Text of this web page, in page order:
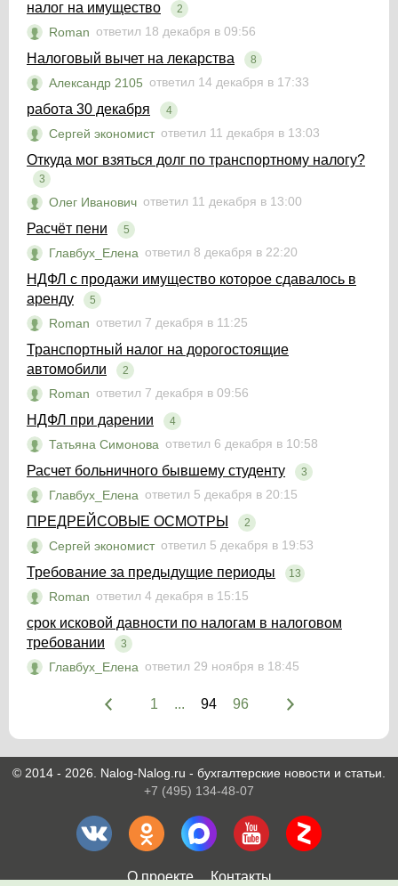
налог на имущество 2
Roman ответил 18 декабря в 09:56
Налоговый вычет на лекарства 8
Александр 2105 ответил 14 декабря в 17:33
работа 30 декабря 4
Сергей экономист ответил 11 декабря в 13:03
Откуда мог взяться долг по транспортному налогу?
3
Олег Иванович ответил 11 декабря в 13:00
Расчёт пени 5
Главбух_Елена ответил 8 декабря в 22:20
НДФЛ с продажи имущество которое сдавалось в
аренду
5
Roman ответил 7 декабря в 11:25
Транспортный налог на дорогостоящие
автомобили
2
Roman ответил 7 декабря в 09:56
НДФЛ при дарении 4
Татьяна Симонова ответил 6 декабря в 10:58
Расчет больничного бывшему студенту 3
Главбух_Елена ответил 5 декабря в 20:15
ПРЕДРЕЙСОВЫЕ ОСМОТРЫ 2
Сергей экономист ответил 5 декабря в 19:53
Требование за предыдущие периоды 13
Roman ответил 4 декабря в 15:15
срок исковой давности по налогам в налоговом
требовании
3
Главбух_Елена ответил 29 ноября в 18:45
1 ... 94 96
© 2014 - 2026. Nalog-Nalog.ru - бухгалтерские новости и статьи.
+7 (495) 134-48-07
О проекте Контакты